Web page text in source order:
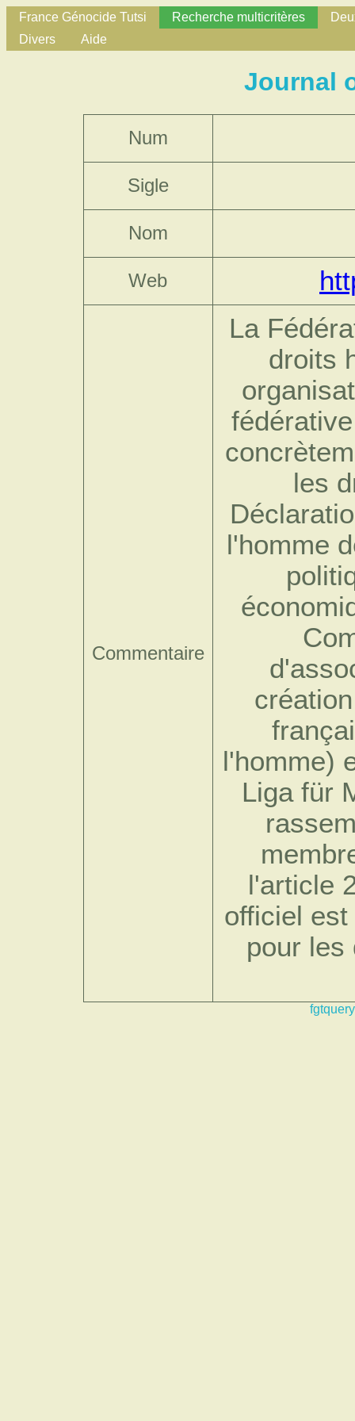
France Génocide Tutsi Recherche multicritères
Divers
Aide
Journal
Num
Sigle
Nom
Web
Commentaire
La
droits
les
l'homme
l'homme)
Liga für
l'article
officiel
pour les